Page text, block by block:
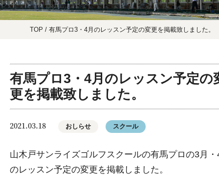
TOP / 有馬プロ3・4月のレッスン予定の変更を掲載致しました。
有馬プロ3・4月のレッスン予定の
更を掲載致しました。
2021.03.18 おしらせ スクール
山木戸サンライズゴルフスクールの有馬プロの3月・
のレッスン予定の変更を掲載しました。